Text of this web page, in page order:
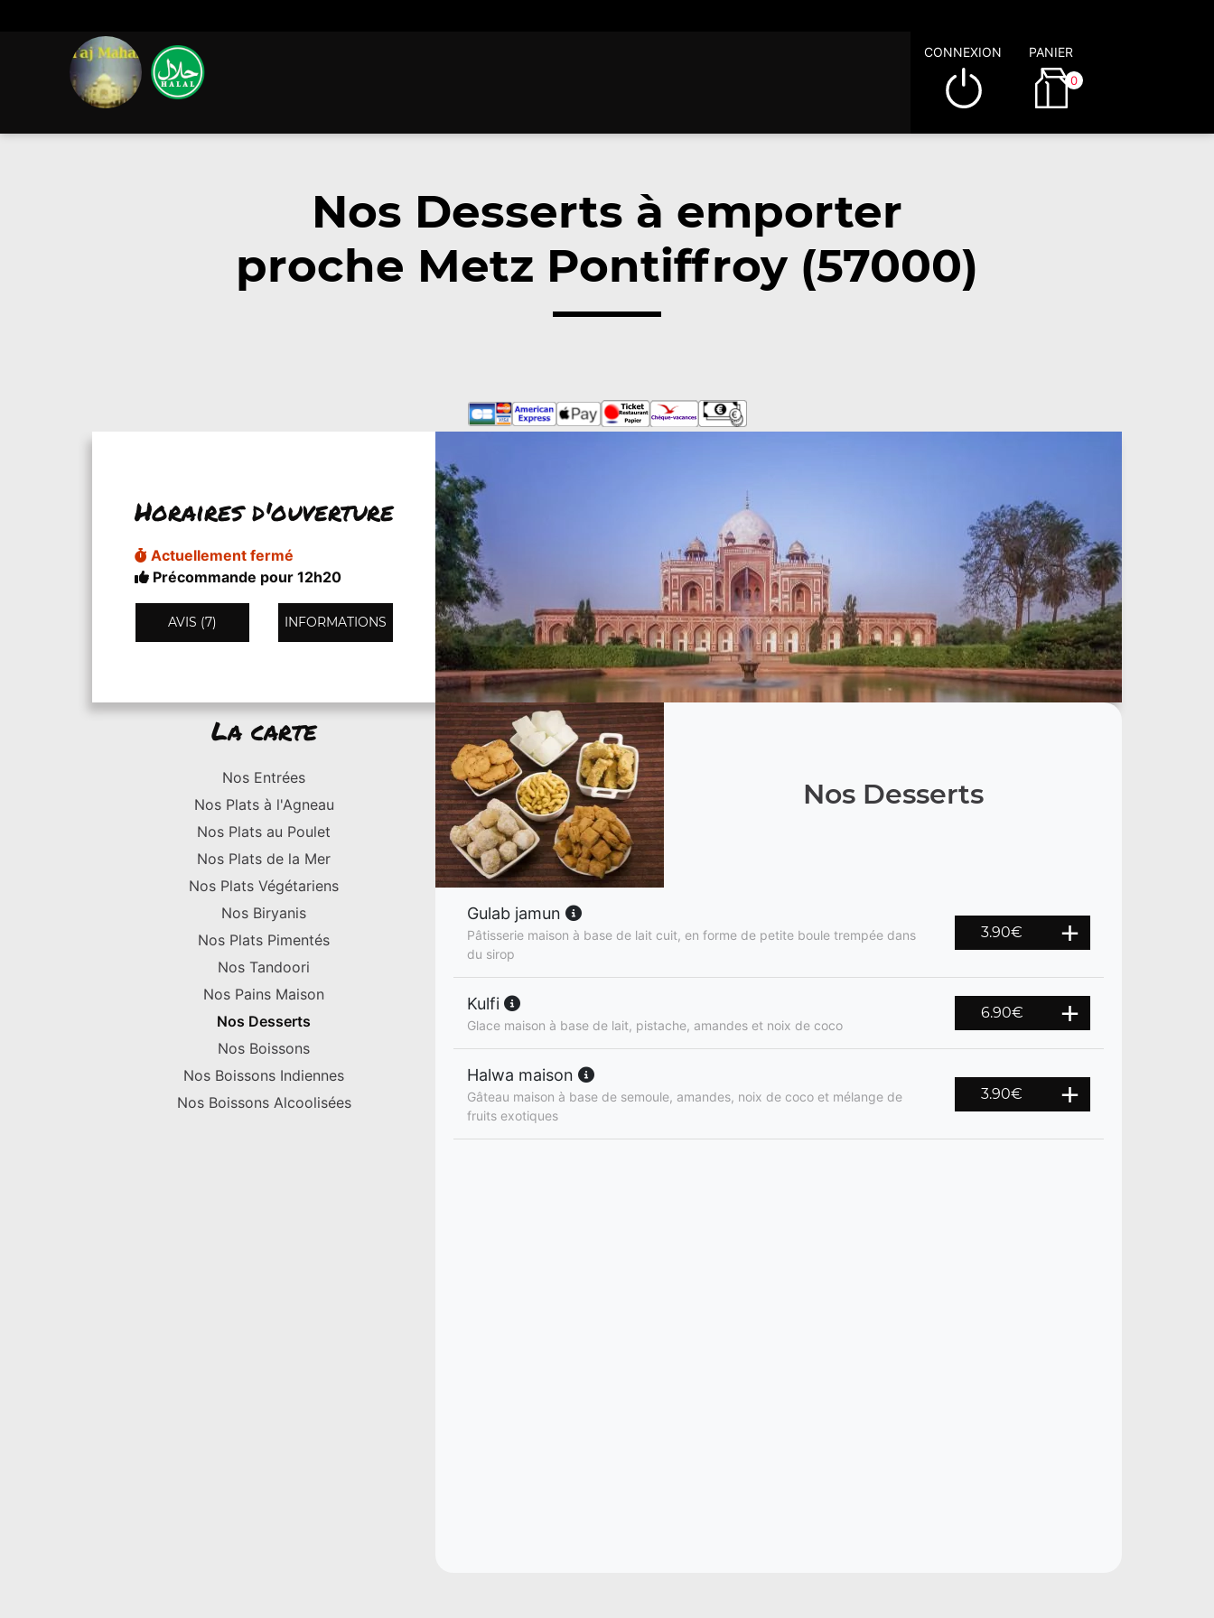
CONNEXION PANIER
0
Nos Desserts à emporter
proche Metz Pontiffroy (57000)
Horaires d'ouverture
Actuellement fermé
Précommande pour 12h20
AVIS (7) INFORMATIONS
La carte
Nos Entrées
Nos Plats à l'Agneau
Nos Plats au Poulet
Nos Plats de la Mer
Nos Plats Végétariens
Nos Biryanis
Nos Plats Pimentés
Nos Tandoori
Nos Pains Maison
Nos Desserts
Nos Boissons
Nos Boissons Indiennes
Nos Boissons Alcoolisées
Nos Desserts
Gulab jamun
Pâtisserie maison à base de lait cuit, en forme de petite boule trempée dans
du sirop
3.90€
Kulfi
Glace maison à base de lait, pistache, amandes et noix de coco
6.90€
Halwa maison
Gâteau maison à base de semoule, amandes, noix de coco et mélange de
fruits exotiques
3.90€